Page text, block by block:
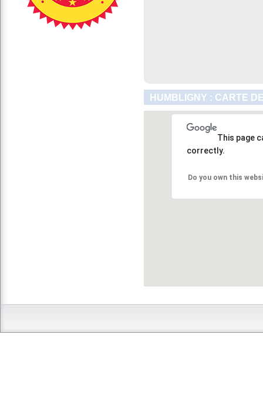
HUMBLIGNY : CARTE
This page
correctly.
Do you own this